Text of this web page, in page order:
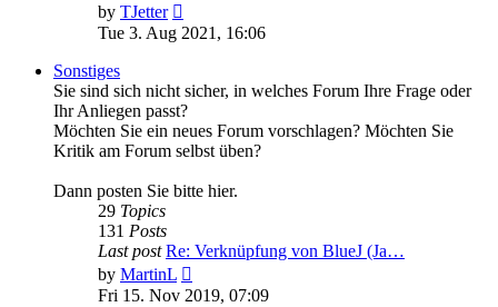
by TJetter
the
Tue 3. Aug 2021, 16:06
Sonstiges
Sie sind sich nicht sicher, in welches Forum Ihre Frage oder
Ihr Anliegen passt?
Möchten Sie ein neues Forum vorschlagen? Möchten Sie
Kritik am Forum selbst üben?
Dann posten Sie bitte hier.
29 Topics
131 Posts
Last post Re: Verknüpfung von BlueJ (Ja…
by MartinL
the
Fri 15. Nov 2019, 07:09